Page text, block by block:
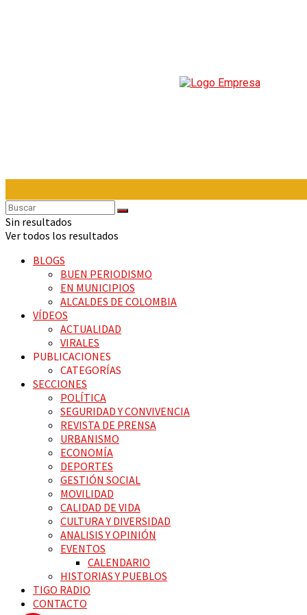
Sin resultados
Ver todos los resultados
BLOGS
BUEN PERIODISMO
EN MUNICIPIOS
ALCALDES DE COLOMBIA
VÍDEOS
ACTUALIDAD
VIRALES
PUBLICACIONES
CATEGORÍAS
SECCIONES
POLÍTICA
SEGURIDAD Y CONVIVENCIA
REVISTA DE PRENSA
URBANISMO
ECONOMÍA
DEPORTES
GESTIÓN SOCIAL
MOVILIDAD
CALIDAD DE VIDA
CULTURA Y DIVERSIDAD
ANALISIS Y OPINIÓN
EVENTOS
CALENDARIO
HISTORIAS Y PUEBLOS
TIGO RADIO
CONTACTO